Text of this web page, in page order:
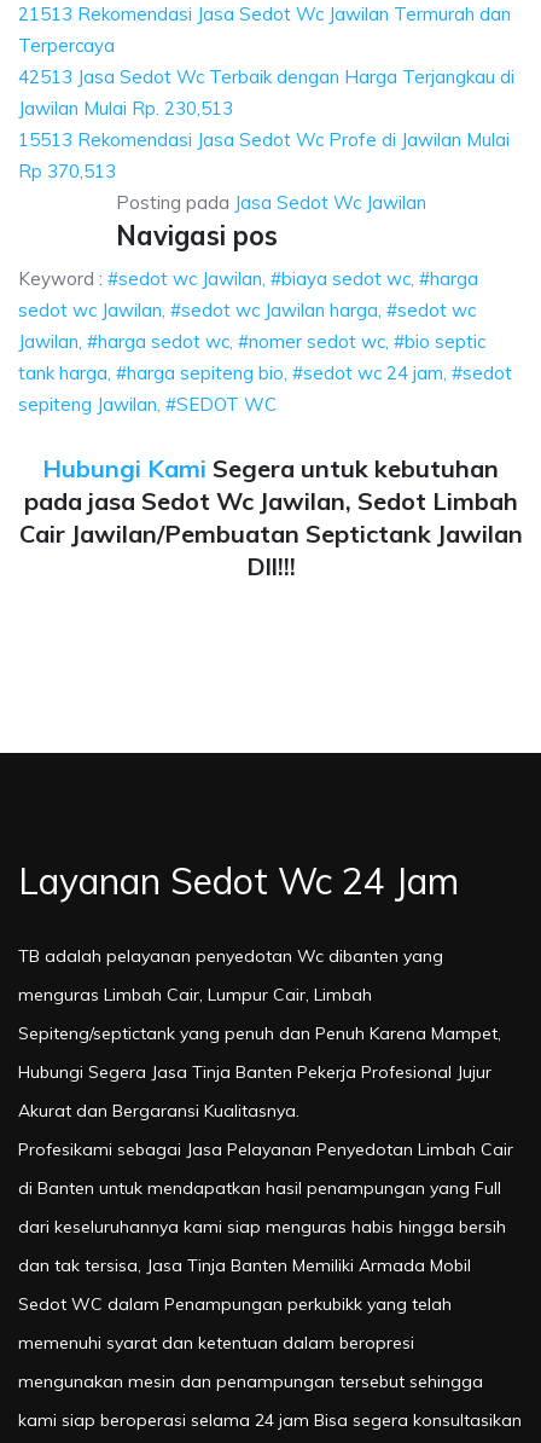
21513 Rekomendasi Jasa Sedot Wc Jawilan Termurah dan
Terpercaya
42513 Jasa Sedot Wc Terbaik dengan Harga Terjangkau di
Jawilan Mulai Rp. 230,513
15513 Rekomendasi Jasa Sedot Wc Profe di Jawilan Mulai
Rp 370,513
Posting pada Jasa Sedot Wc Jawilan
Navigasi pos
Keyword : #sedot wc Jawilan, #biaya sedot wc, #harga
sedot wc Jawilan, #sedot wc Jawilan harga, #sedot wc
Jawilan, #harga sedot wc, #nomer sedot wc, #bio septic
tank harga, #harga sepiteng bio, #sedot wc 24 jam, #sedot
sepiteng Jawilan, #SEDOT WC
Hubungi Kami Segera untuk kebutuhan
pada jasa Sedot Wc Jawilan, Sedot Limbah
Cair Jawilan/Pembuatan Septictank Jawilan
Dll!!!
Layanan Sedot Wc 24 Jam
TB adalah pelayanan penyedotan Wc dibanten yang
menguras Limbah Cair, Lumpur Cair, Limbah
Sepiteng/septictank yang penuh dan Penuh Karena Mampet,
Hubungi Segera Jasa Tinja Banten Pekerja Profesional Jujur
Akurat dan Bergaransi Kualitasnya.
Profesikami sebagai Jasa Pelayanan Penyedotan Limbah Cair
di Banten untuk mendapatkan hasil penampungan yang Full
dari keseluruhannya kami siap menguras habis hingga bersih
dan tak tersisa, Jasa Tinja Banten Memiliki Armada Mobil
Sedot WC dalam Penampungan perkubikk yang telah
memenuhi syarat dan ketentuan dalam beropresi
mengunakan mesin dan penampungan tersebut sehingga
kami siap beroperasi selama 24 jam Bisa segera konsultasikan